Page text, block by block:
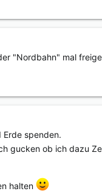
"Nordbahn" mal
Erde spenden.
gucken ob ich dazu
halten